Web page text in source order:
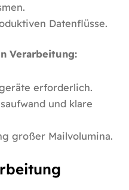
Datenflüsse.
Verarbeitung:
erforderlich.
und klare
großer Mailvolumina.